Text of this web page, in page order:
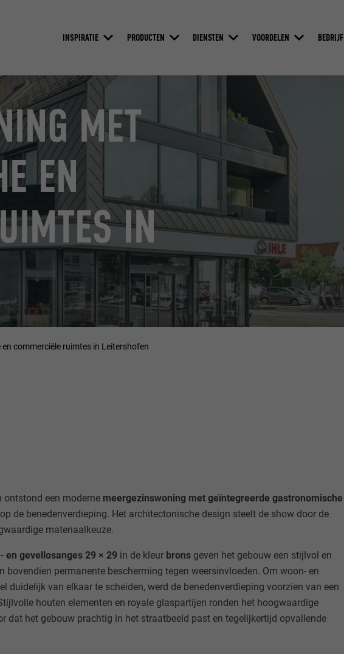
INSPIRATIE PRODUCTEN DIENSTEN VOORDELEN BEDRIJF
MET
EN
IN
commerciële ruimtes in Leitershofen
ontstond een moderne meergezinswoning met geïntegreerde gastronomische
de benedenverdieping. Het architectonische design steelt de show door de
materiaalkeuze.
en gevellosanges 29 × 29 in de kleur brons geven het gebouw een stijlvol en
bovendien permanente bescherming tegen weersinvloeden. Om woon- en
duidelijk van elkaar te scheiden, werd de benedenverdieping voorzien van een
houten elementen en royale glaspartijen ronden het hoogwaardige
dat het gebouw prachtig in het straatbeeld past en tegelijkertijd opvallende